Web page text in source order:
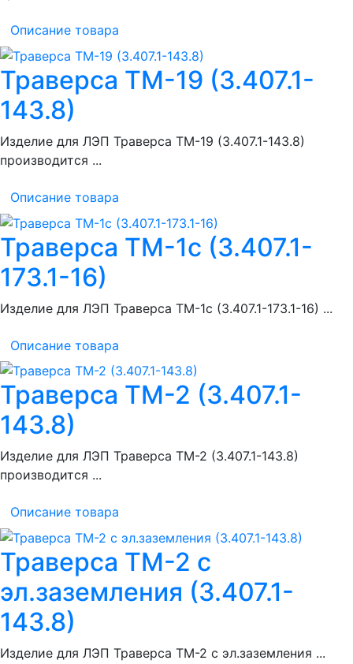
Описание товара
Траверса ТМ-19 (3.407.1-
143.8)
Изделие для ЛЭП Траверса ТМ-19 (3.407.1-143.8)
производится ...
Описание товара
Траверса ТМ-1с (3.407.1-
173.1-16)
Изделие для ЛЭП Траверса ТМ-1с (3.407.1-173.1-16) ...
Описание товара
Траверса ТМ-2 (3.407.1-
143.8)
Изделие для ЛЭП Траверса ТМ-2 (3.407.1-143.8)
производится ...
Описание товара
Траверса ТМ-2 с
эл.заземления (3.407.1-
143.8)
Изделие для ЛЭП Траверса ТМ-2 с эл.заземления ...